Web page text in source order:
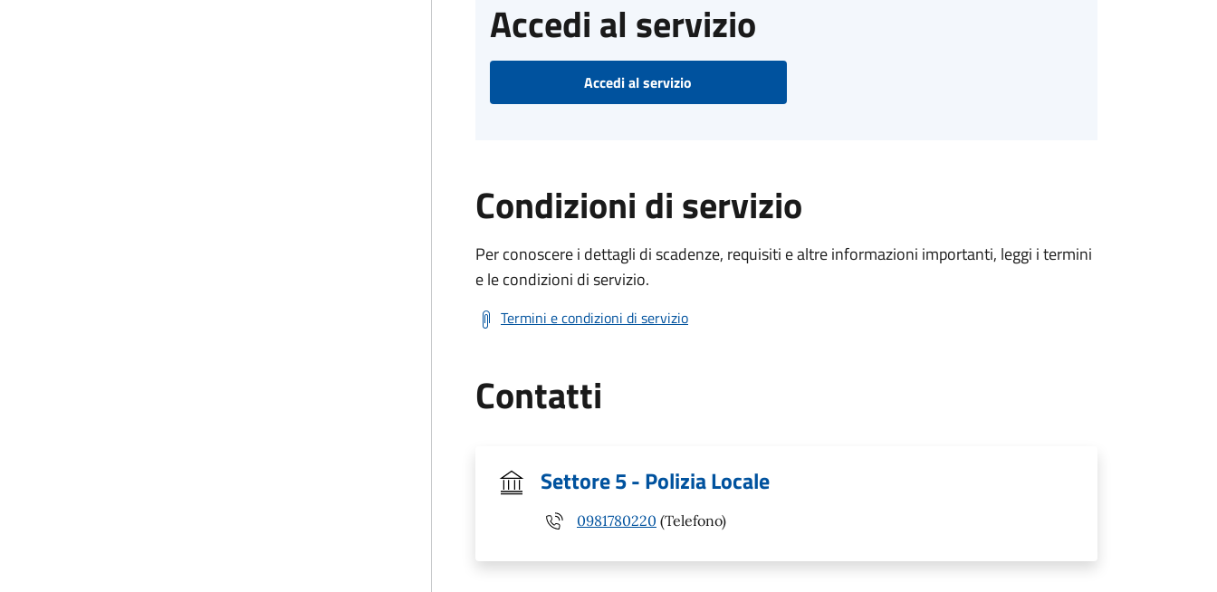
Accedi al servizio
Accedi al servizio
Condizioni di servizio
Per conoscere i dettagli di scadenze, requisiti e altre informazioni importanti, leggi i termini
e le condizioni di servizio.
Termini e condizioni di servizio
Contatti
Settore 5 - Polizia Locale
0981780220 (Telefono)